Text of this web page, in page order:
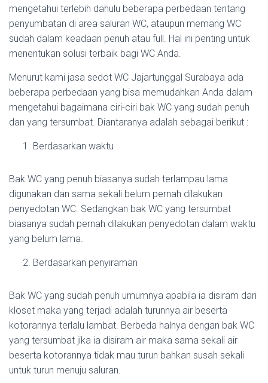
mengetahui terlebih dahulu beberapa perbedaan tentang
penyumbatan di area saluran WC, ataupun memang WC
sudah dalam keadaan penuh atau full. Hal ini penting untuk
menentukan solusi terbaik bagi WC Anda.
Menurut kami jasa sedot WC Jajartunggal Surabaya ada
beberapa perbedaan yang bisa memudahkan Anda dalam
mengetahui bagaimana ciri-ciri bak WC yang sudah penuh
dan yang tersumbat. Diantaranya adalah sebagai berikut :
Berdasarkan waktu
Bak WC yang penuh biasanya sudah terlampau lama
digunakan dan sama sekali belum pernah dilakukan
penyedotan WC. Sedangkan bak WC yang tersumbat
biasanya sudah pernah dilakukan penyedotan dalam waktu
yang belum lama.
Berdasarkan penyiraman
Bak WC yang sudah penuh umumnya apabila ia disiram dari
kloset maka yang terjadi adalah turunnya air beserta
kotorannya terlalu lambat. Berbeda halnya dengan bak WC
yang tersumbat jika ia disiram air maka sama sekali air
beserta kotorannya tidak mau turun bahkan susah sekali
untuk turun menuju saluran.